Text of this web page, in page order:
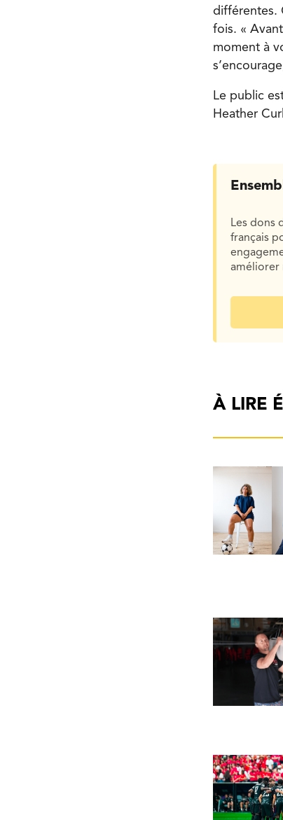
différentes.
fois. «
moment à
Le public
Heather
Les dons
français
améliorer
À LIRE